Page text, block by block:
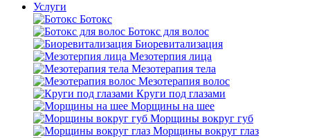
Услуги
Ботокс
Ботокс для волос
Биоревитализация
Мезотерпия лица
Мезотерапия тела
Мезотерапия волос
Круги под глазами
Морщины на шее
Морщины вокруг губ
Морщины вокруг глаз